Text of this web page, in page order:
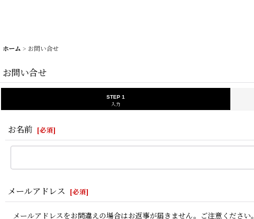
ホーム > お問い合せ
お問い合せ
STEP 1
入力
お名前 [必須]
メールアドレス [必須]
メールアドレスをお間違えの場合はお返事が届きません。ご注意ください。